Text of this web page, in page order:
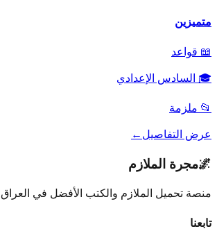
متميزين
📖 قواعد
🎓 السادس الإعدادي
📂 ملزمة
عرض التفاصيل←
🌌مجرة الملازم
منصة تحميل الملازم والكتب الأفضل في العراق
تابعنا